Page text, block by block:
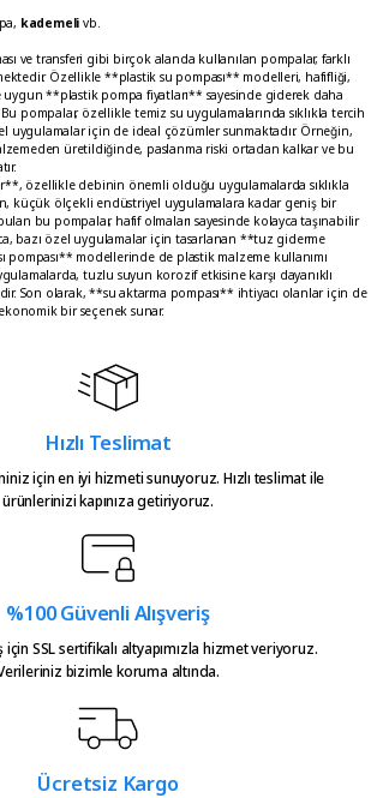
kademelivb.
ve transferi gibi birçok alanda kullanılan pompalar, farklı
Özellikle **plastik su pompası** modelleri, hafifliği,
uygun **plastik pompa fiyatları** sayesinde giderek daha
pompalar, özellikle temiz su uygulamalarında sıklıkla tercih
uygulamalar için de ideal çözümler sunmaktadır. Örneğin,
üretildiğinde, paslanma riski ortadan kalkar ve bu
özellikle debinin önemli olduğu uygulamalarda sıklıkla
küçük ölçekli endüstriyel uygulamalara kadar geniş bir
bu pompalar, hafif olmaları sayesinde kolayca taşınabilir
bazı özel uygulamalar için tasarlanan **tuz giderme
pompası** modellerinde de plastik malzeme kullanımı
tuzlu suyun korozif etkisine karşı dayanıklı
Son olarak, **su aktarma pompası** ihtiyacı olanlar için de
bir seçenek sunar.
Hızlı Teslimat
için en iyi hizmeti sunuyoruz. Hızlı teslimat ile
ürünlerinizi kapınıza getiriyoruz.
%100 Güvenli Alışveriş
için SSL sertifikalı altyapımızla hizmet veriyoruz.
bizimle koruma altında.
Ücretsiz Kargo